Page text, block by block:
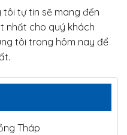
tôi tự tin sẽ mang đến
nhất cho quý khách
tôi trong hôm nay để
Tháp